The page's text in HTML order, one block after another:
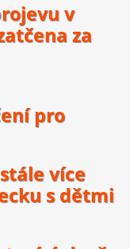
v
za
pro
více
s dětmi